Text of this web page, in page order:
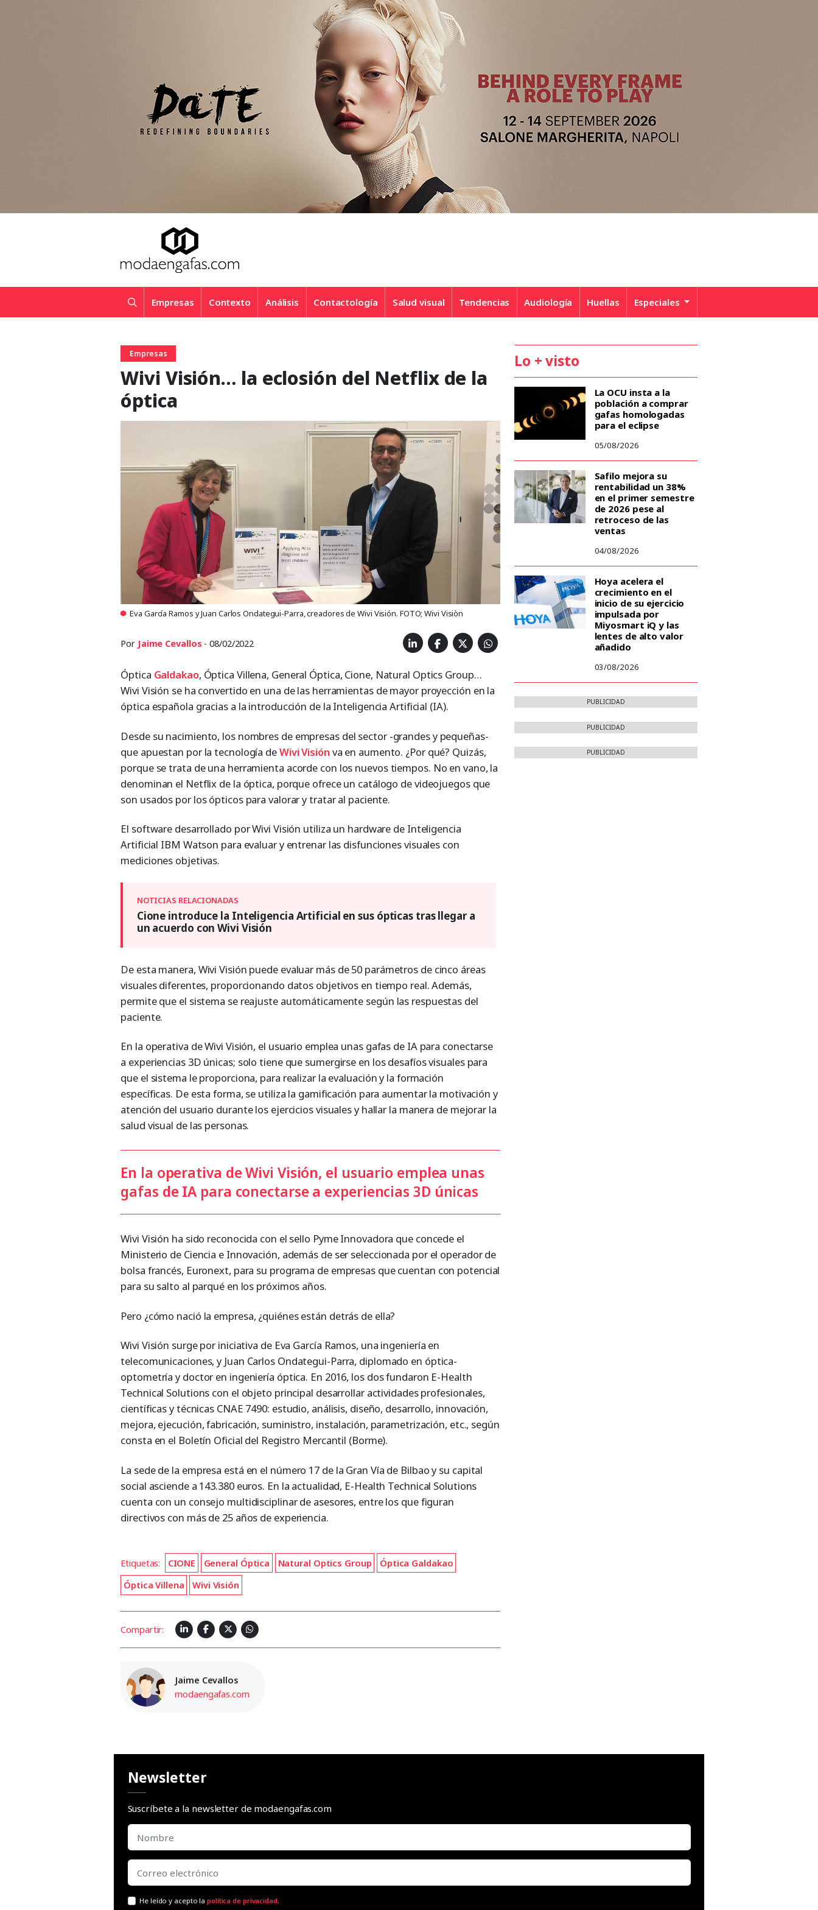
Empresas Contexto Análisis Contactología Salud visual Tendencias Audiología Huellas Especiales
Empresas
Wivi Visión… la eclosión del Netflix de la
óptica
Eva García Ramos y Juan Carlos Ondategui-Parra, creadores de Wivi Visión. FOTO; Wivi Visiòn
Por Jaime Cevallos - 08/02/2022
Óptica Galdakao, Óptica Villena, General Óptica, Cione, Natural Optics Group…
Wivi Visión se ha convertido en una de las herramientas de mayor proyección en la
óptica española gracias a la introducción de la Inteligencia Artificial (IA).
Desde su nacimiento, los nombres de empresas del sector -grandes y pequeñas-
que apuestan por la tecnología deWivi Visión va en aumento. ¿Por qué? Quizás,
porque se trata de una herramienta acorde con los nuevos tiempos. No en vano, la
denominan el Netflix de la óptica, porque ofrece un catálogo de videojuegos que
son usados por los ópticos para valorar y tratar al paciente.
El software desarrollado por Wivi Visión utiliza un hardware de Inteligencia
Artificial IBM Watson para evaluar y entrenar las disfunciones visuales con
mediciones objetivas.
Cione introduce la Inteligencia Artificial en sus ópticas tras llegar a
un acuerdo con Wivi Visión
De esta manera, Wivi Visión puede evaluar más de 50 parámetros de cinco áreas
visuales diferentes, proporcionando datos objetivos en tiempo real. Además,
permite que el sistema se reajuste automáticamente según las respuestas del
paciente.
En la operativa de Wivi Visión, el usuario emplea unas gafas de IA para conectarse
a experiencias 3D únicas; solo tiene que sumergirse en los desafíos visuales para
que el sistema le proporciona, para realizar la evaluación y la formación
específicas. De esta forma, se utiliza la gamificación para aumentar la motivación y
atención del usuario durante los ejercicios visuales y hallar la manera de mejorar la
salud visual de las personas.
En la operativa de Wivi Visión, el usuario emplea unas
gafas de IA para conectarse a experiencias 3D únicas
Wivi Visión ha sido reconocida con el sello Pyme Innovadora que concede el
Ministerio de Ciencia e Innovación, además de ser seleccionada por el operador de
bolsa francés, Euronext, para su programa de empresas que cuentan con potencial
para su salto al parqué en los próximos años.
Pero ¿cómo nació la empresa, ¿quiénes están detrás de ella?
Wivi Visión surge por iniciativa de Eva García Ramos, una ingeniería en
telecomunicaciones, y Juan Carlos Ondategui-Parra, diplomado en óptica-
optometría y doctor en ingeniería óptica. En 2016, los dos fundaron E-Health
Technical Solutions con el objeto principal desarrollar actividades profesionales,
científicas y técnicas CNAE 7490: estudio, análisis, diseño, desarrollo, innovación,
mejora, ejecución, fabricación, suministro, instalación, parametrización, etc., según
consta en el Boletín Oficial del Registro Mercantil (Borme).
La sede de la empresa está en el número 17 de la Gran Vía de Bilbao y su capital
social asciende a 143.380 euros. En la actualidad, E-Health Technical Solutions
cuenta con un consejo multidisciplinar de asesores, entre los que figuran
directivos con más de 25 años de experiencia.
Etiquetas: CIONE General Óptica Natural Optics Group
Óptica Galdakao
Óptica Villena
Wivi Visión
Compartir:
Jaime Cevallos
modaengafas.com
Lo + visto
La OCU insta a la
población a comprar
gafas homologadas
para el eclipse
05/08/2026
Safilo mejora su
rentabilidad un 38%
en el primer semestre
de 2026 pese al
retroceso de las
ventas
04/08/2026
Hoya acelera el
crecimiento en el
inicio de su ejercicio
impulsada por
Miyosmart iQ y las
lentes de alto valor
añadido
03/08/2026
PUBLICIDAD
PUBLICIDAD
PUBLICIDAD
Newsletter
Suscríbete a la newsletter de modaengafas.com
He leído y acepto lapolítica de privacidad.